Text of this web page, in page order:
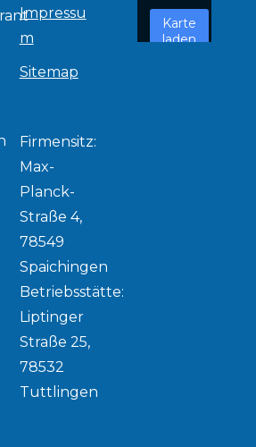
Impressu
m
Sitemap
Firmensitz:
Max-
Planck-
Straße 4,
78549
Spaichingen
Betriebsstätte:
Liptinger
Straße 25,
78532
Tuttlingen
Karte
laden